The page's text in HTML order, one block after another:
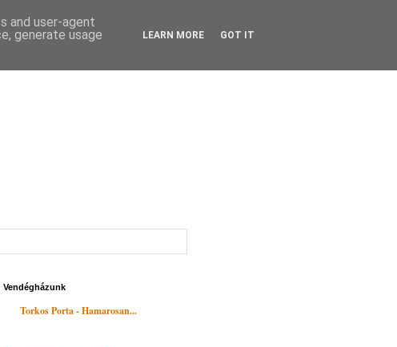
Vendégházunk
Torkos Porta - Hamarosan...
and user-agent
generate usage
LEARN MORE GOT IT